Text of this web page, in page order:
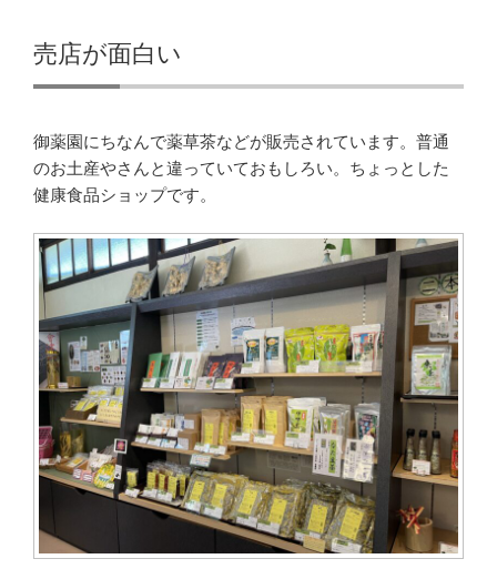
売店が面白い
御薬園にちなんで薬草茶などが販売されています。普通
のお土産やさんと違っていておもしろい。ちょっとした
健康食品ショップです。